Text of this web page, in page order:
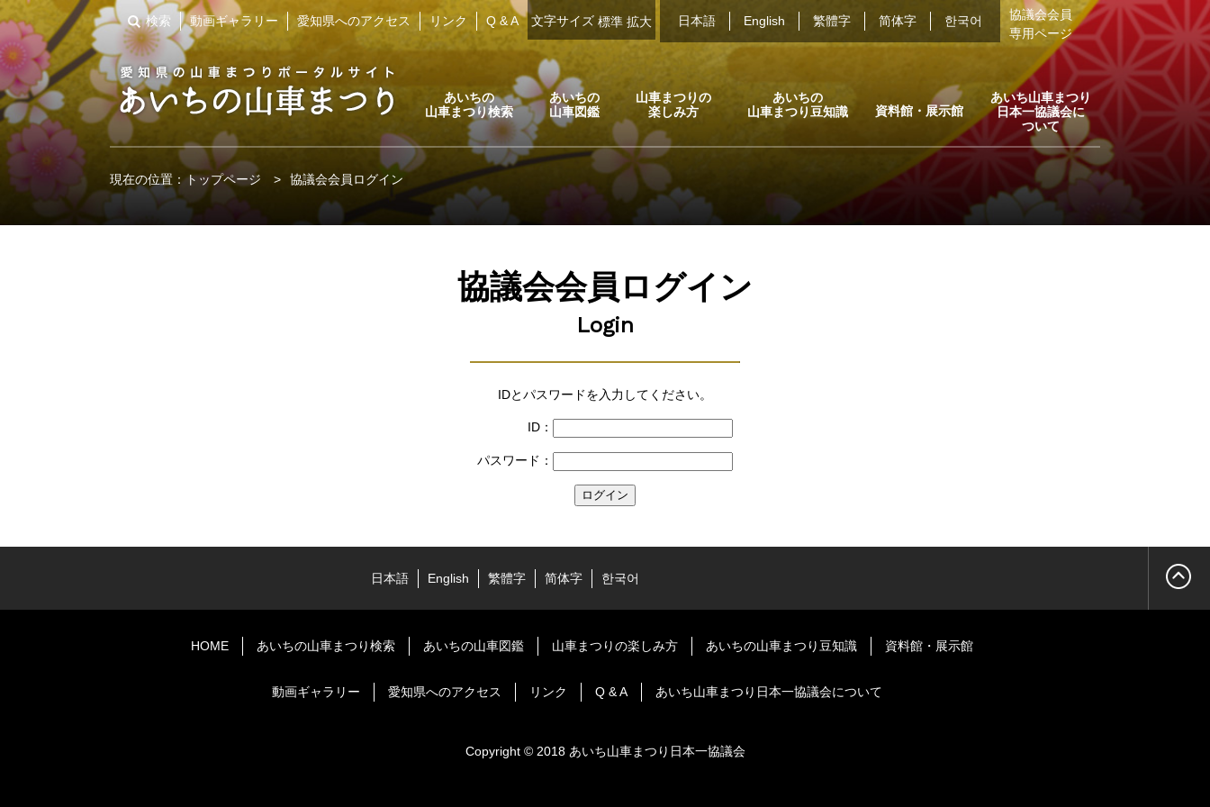
検索 動画ギャラリー 愛知県へのアクセス リンク Q & A 文字サイズ 標準 拡大 日本語 English 繁體字 简体字 한국어
協議会会員
専用ページ
あいちの
山車まつり検索
あいちの
山車図鑑
山車まつりの
楽しみ方
あいちの
山車まつり豆知識
資料館・展示館
あいち山車まつり
日本一協議会に
ついて
現在の位置：トップページ > 協議会会員ログイン
協議会会員ログイン
Login
IDとパスワードを入力してください。
ID：
パスワード：
日本語 English 繁體字 简体字 한국어
HOME あいちの山車まつり検索 あいちの山車図鑑 山車まつりの楽しみ方 あいちの山車まつり豆知識 資料館・展示館
動画ギャラリー 愛知県へのアクセス リンク Q & A あいち山車まつり日本一協議会について
Copyright © 2018 あいち山車まつり日本一協議会